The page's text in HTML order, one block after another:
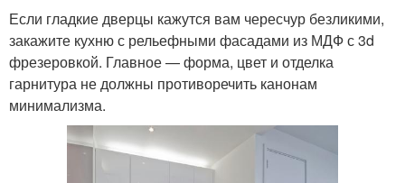
Если гладкие дверцы кажутся вам чересчур безликими,
закажите кухню с рельефными фасадами из МДФ с 3d
фрезеровкой. Главное — форма, цвет и отделка
гарнитура не должны противоречить канонам
минимализма.